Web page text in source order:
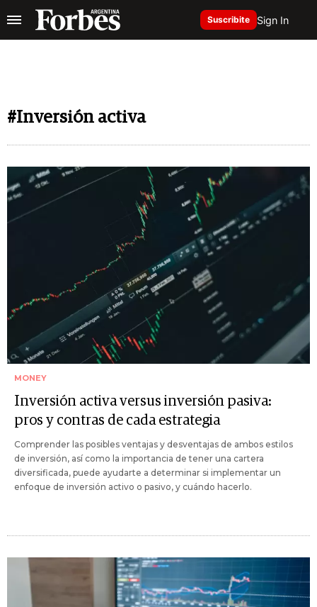
Suscribite Sign In
#Inversión activa
MONEY
Inversión activa versus inversión pasiva:
pros y contras de cada estrategia
Comprender las posibles ventajas y desventajas de ambos estilos
de inversión, así como la importancia de tener una cartera
diversificada, puede ayudarte a determinar si implementar un
enfoque de inversión activo o pasivo, y cuándo hacerlo.